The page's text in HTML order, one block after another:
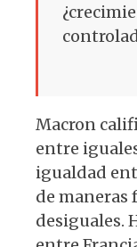
Macron
entre
igualdad
de
desiguales.